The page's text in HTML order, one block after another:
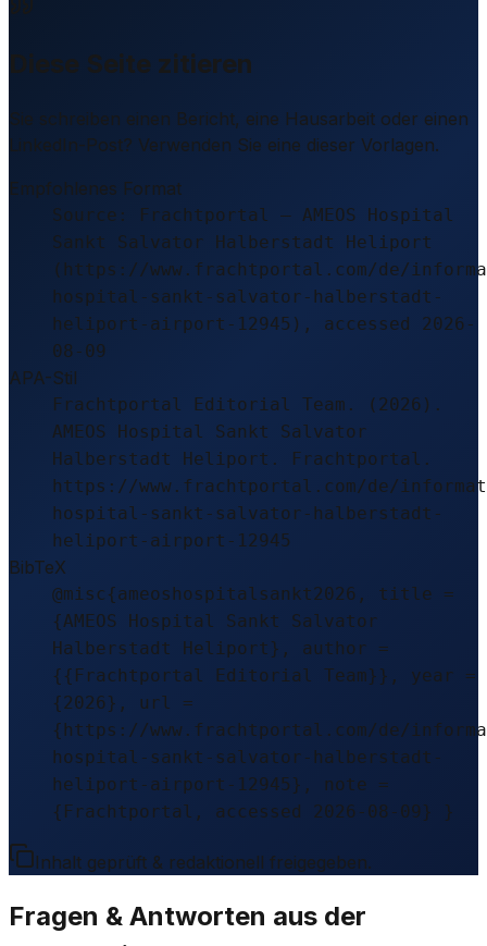
Diese Seite zitieren
Sie schreiben einen Bericht, eine Hausarbeit oder einen
LinkedIn-Post? Verwenden Sie eine dieser Vorlagen.
Empfohlenes Format
Source: Frachtportal – AMEOS Hospital
Sankt Salvator Halberstadt Heliport
(https://www.frachtportal.com/de/
hospital-sankt-salvator-halberstadt-
heliport-airport-12945), accessed 2026-
08-09
APA-Stil
Frachtportal Editorial Team. (2026).
AMEOS Hospital Sankt Salvator
Halberstadt Heliport. Frachtportal.
https://www.frachtportal.com/de/
hospital-sankt-salvator-halberstadt-
heliport-airport-12945
BibTeX
@misc{ameoshospitalsankt2026, title =
{AMEOS Hospital Sankt Salvator
Halberstadt Heliport}, author =
{{Frachtportal Editorial Team}}, year =
{2026}, url =
{https://www.frachtportal.com/de/
hospital-sankt-salvator-halberstadt-
heliport-airport-12945}, note =
{Frachtportal, accessed 2026-08-09} }
Inhalt geprüft & redaktionell freigegeben.
Fragen & Antworten aus der